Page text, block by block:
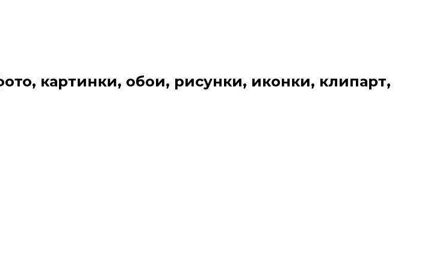
картинки, обои, рисунки, иконки, клипарт,